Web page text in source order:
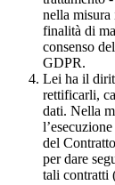
nella misura
finalità di
consenso
GDPR.
Lei ha il
rettificarli,
dati. Nella
del
per dare
tali contratti